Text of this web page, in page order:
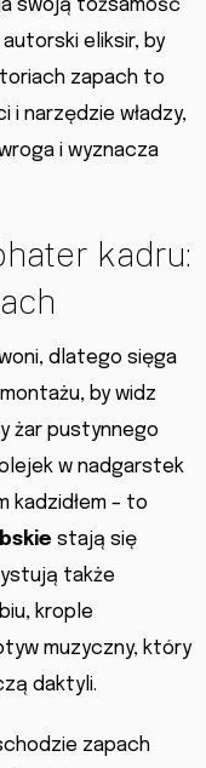
swoją tożsamość
eliksir, by
zapach to
i narzędzie władzy,
i wyznacza
kadru:
dlatego sięga
by widz
żar pustynnego
w nadgarstek
kadzidłem – to
stają się
także
krople
muzyczny, który
daktyli.
zapach